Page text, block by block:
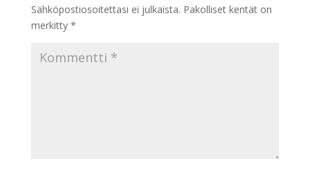
Sähköpostiosoitettasi ei julkaista. Pakolliset kentät on
merkitty *